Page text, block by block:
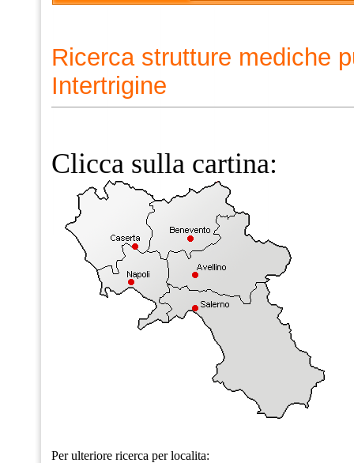
Ricerca strutture mediche
Intertrigine
Clicca sulla cartina:
Per ulteriore ricerca per localita: